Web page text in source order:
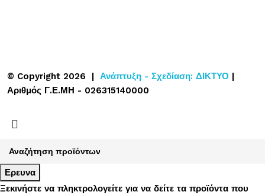
© Copyright 2026 | Ανάπτυξη - Σχεδίαση: ΔΙΚΤΥΟ |
Αριθμός Γ.Ε.ΜΗ - 026315140000
Ερευνα
Ξεκινήστε να πληκτρολογείτε για να δείτε τα προϊόντα που